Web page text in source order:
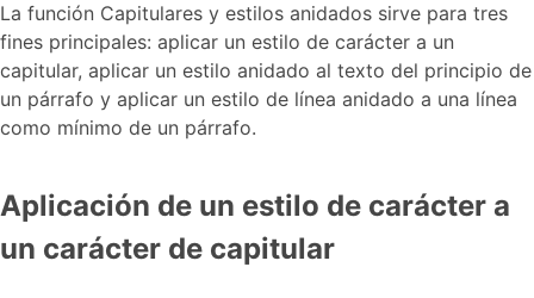
La función Capitulares y estilos anidados sirve para tres
fines principales: aplicar un estilo de carácter a un
capitular, aplicar un estilo anidado al texto del principio de
un párrafo y aplicar un estilo de línea anidado a una línea
como mínimo de un párrafo.
Aplicación de un estilo de carácter a
un carácter de capitular